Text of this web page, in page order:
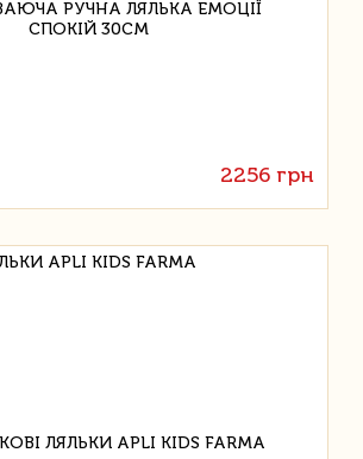
2256 грн
APLI KIDS FARMA